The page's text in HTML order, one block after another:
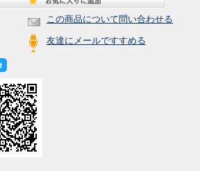
この商品について問い合わせる
友達にメールですすめる